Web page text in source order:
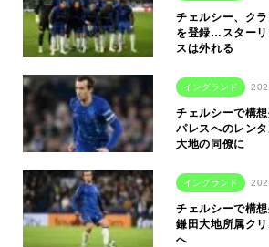
チェルシー、ク
を登録…スター
スは外れる
イングランド
チェルシーで構
パレスへのレン
大地の同僚に
イングランド
チェルシーで構
鎌田大地所属ク
へ